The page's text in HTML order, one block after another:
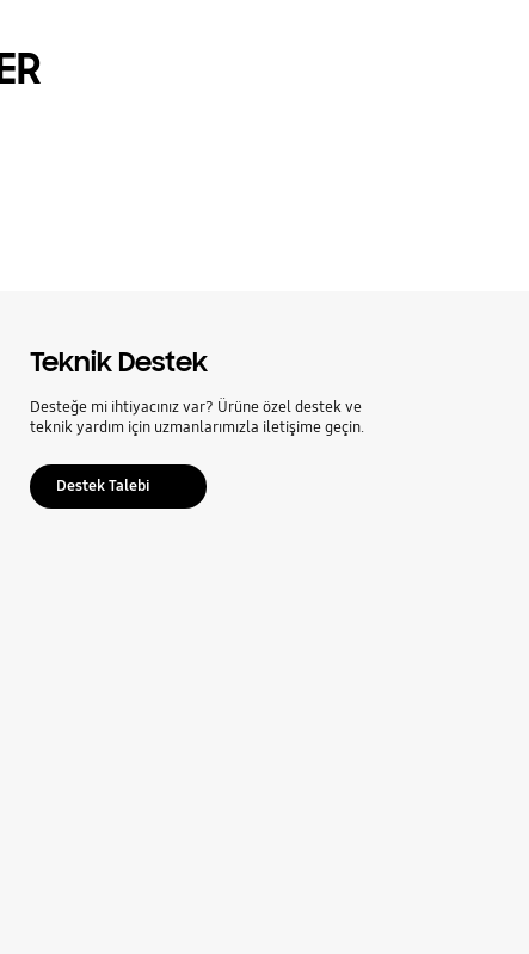
Teknik Destek
Desteğe mi ihtiyacınız var? Ürüne özel destek ve
teknik yardım için uzmanlarımızla iletişime geçin.
Destek Talebi